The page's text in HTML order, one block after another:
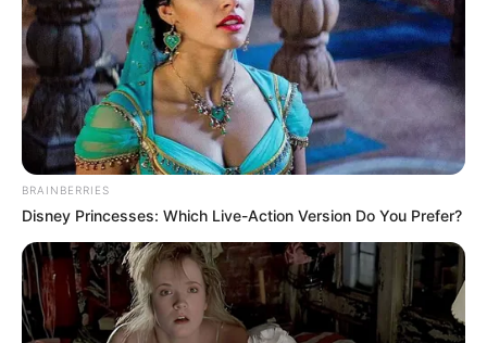
Star Academy : Une
tournée fatigante ?
Ambre répond
Concernant la tournée, qui comptabilise plus de
75 dates, Ambre a tenu à faire une mise au
point sur certaines rumeurs : «C’est un rythme,
c’est vrai que 75 dates en trois mois, on ne va
pas se mentir… en plus parfois on a des
doubles shows, donc il faut tenir le coup. C’est
hyper formateur et en vrai on a quand même la
BRAINBERRIES
Disney Princesses: Which Live-Action Version Do You Prefer?